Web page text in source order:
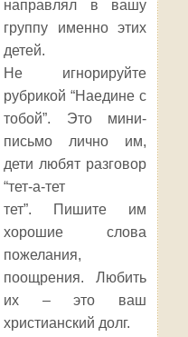
направлял в вашу
группу именно этих
детей.
Не игнорируйте
рубрикой “Наедине с
тобой”. Это мини-
письмо лично им,
дети любят разговор
“тет-а-тет
тет”. Пишите им
хорошие слова
пожелания,
поощрения. Любить
их – это ваш
христианский долг.